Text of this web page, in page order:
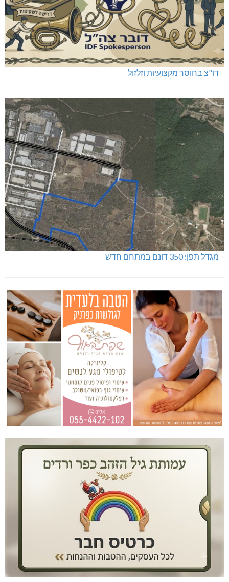
דו"צ בחוסר מקצועיות וזלזול
מגדל תפן: 350 דונם במתחם חדש